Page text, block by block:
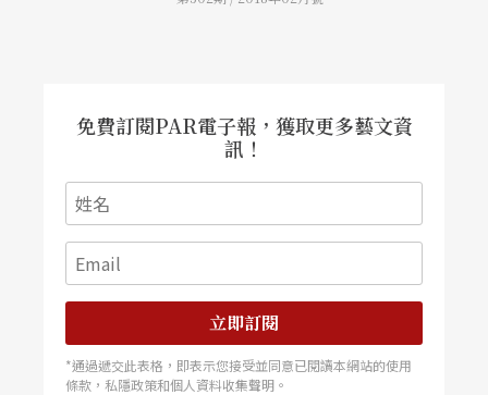
免費訂閱PAR電子報，獲取更多藝文資
訊！
立即訂閱
*通過遞交此表格，即表示您接受並同意已閱讀本網站的使用
條款，私隱政策和個人資料收集聲明。